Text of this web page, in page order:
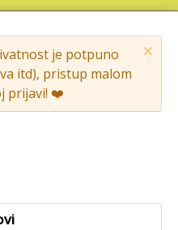
je potpuno
itd), pristup malom
prijavi! ❤️